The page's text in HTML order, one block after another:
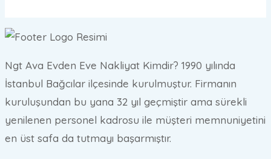
Ngt Ava Evden Eve Nakliyat Kimdir? 1990 yılında
İstanbul Bağcılar ilçesinde kurulmuştur. Firmanın
kuruluşundan bu yana 32 yıl geçmiştir ama sürekli
yenilenen personel kadrosu ile müşteri memnuniyetini
en üst safa da tutmayı başarmıştır.